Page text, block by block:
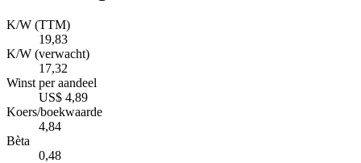
K/W (TTM)
19,83
K/W (verwacht)
17,32
Winst per aandeel
US$ 4,89
Koers/boekwaarde
4,84
Bèta
0,48